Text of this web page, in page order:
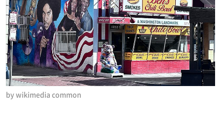
by wikimedia common